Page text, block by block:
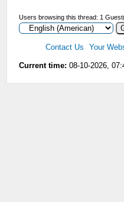
Users browsing this thread: 1
Contact Us Your
Current time: 08-10-2026,